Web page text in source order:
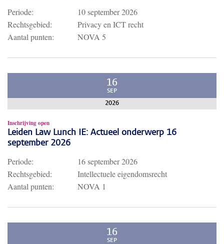
Periode:
10 september 2026
Rechtsgebied:
Privacy en ICT recht
Aantal punten:
NOVA 5
16
SEP
2026
Inschrijving open
Leiden Law Lunch IE: Actueel onderwerp 16
september 2026
Periode:
16 september 2026
Rechtsgebied:
Intellectuele eigendomsrecht
Aantal punten:
NOVA 1
16
SEP